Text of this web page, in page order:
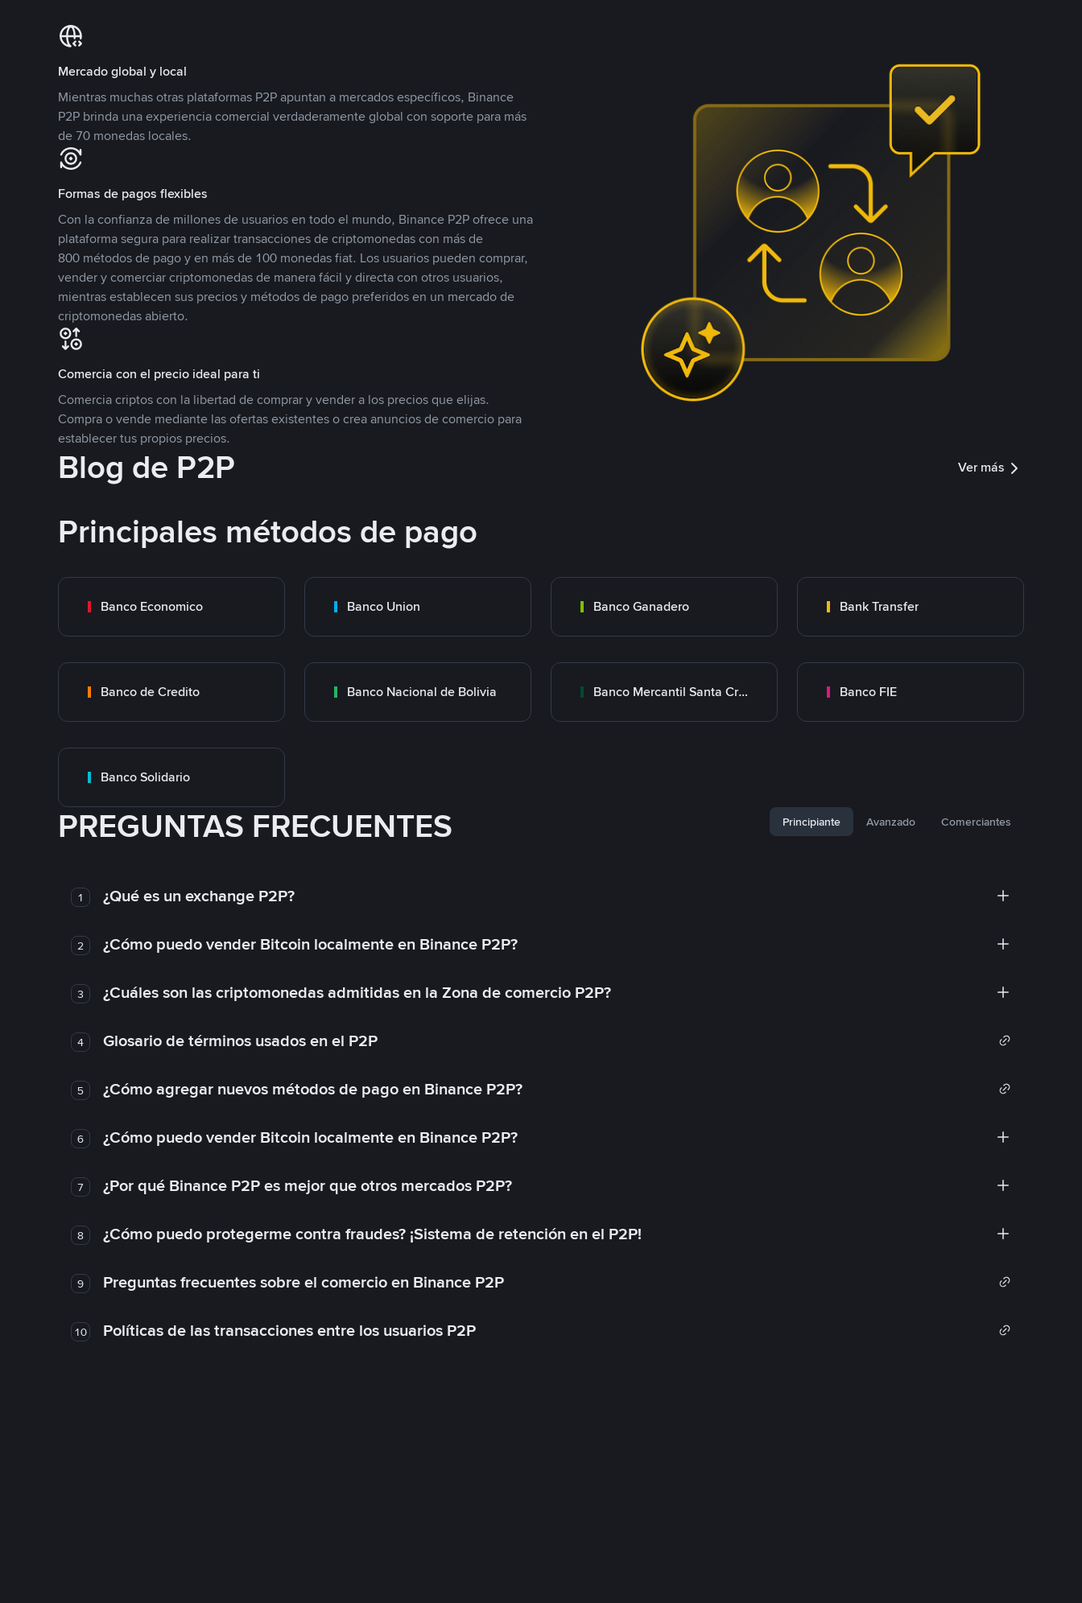
Mercado global y local
Mientras muchas otras plataformas P2P apuntan a mercados específicos, Binance
P2P brinda una experiencia comercial verdaderamente global con soporte para más
de 70 monedas locales.
Formas de pagos flexibles
Con la confianza de millones de usuarios en todo el mundo, Binance P2P ofrece una
plataforma segura para realizar transacciones de criptomonedas con más de
800 métodos de pago y en más de 100 monedas fiat. Los usuarios pueden comprar,
vender y comerciar criptomonedas de manera fácil y directa con otros usuarios,
mientras establecen sus precios y métodos de pago preferidos en un mercado de
criptomonedas abierto.
Comercia con el precio ideal para ti
Comercia criptos con la libertad de comprar y vender a los precios que elijas.
Compra o vende mediante las ofertas existentes o crea anuncios de comercio para
establecer tus propios precios.
Blog de P2P Ver más
Principales métodos de pago
Banco Economico Banco Union Banco Ganadero Bank Transfer
Banco de Credito Banco Nacional de Bolivia Banco Mercantil Santa Cruz Banco FIE
Banco Solidario
PREGUNTAS FRECUENTES Principiante Avanzado Comerciantes
1 ¿Qué es un exchange P2P?
2 ¿Cómo puedo vender Bitcoin localmente en Binance P2P?
3 ¿Cuáles son las criptomonedas admitidas en la Zona de comercio P2P?
4 Glosario de términos usados en el P2P
5 ¿Cómo agregar nuevos métodos de pago en Binance P2P?
6 ¿Cómo puedo vender Bitcoin localmente en Binance P2P?
7 ¿Por qué Binance P2P es mejor que otros mercados P2P?
8 ¿Cómo puedo protegerme contra fraudes? ¡Sistema de retención en el P2P!
9 Preguntas frecuentes sobre el comercio en Binance P2P
10 Políticas de las transacciones entre los usuarios P2P